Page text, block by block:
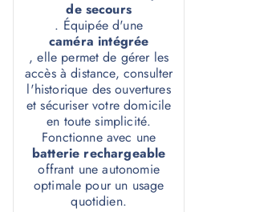
de secours
. Équipée d'une
caméra intégrée
, elle permet de gérer les
accès à distance, consulter
l'historique des ouvertures
et sécuriser votre domicile
en toute simplicité.
Fonctionne avec une
batterie rechargeable
offrant une autonomie
optimale pour un usage
quotidien.